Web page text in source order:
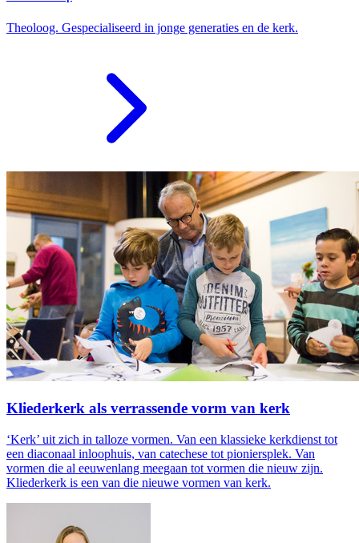
Theoloog. Gespecialiseerd in jonge generaties en de kerk.
Kliederkerk als verrassende vorm van kerk
‘Kerk’ uit zich in talloze vormen. Van een klassieke kerkdienst tot
een diaconaal inloophuis, van catechese tot pioniersplek. Van
vormen die al eeuwenlang meegaan tot vormen die nieuw zijn.
Kliederkerk is een van die nieuwe vormen van kerk.